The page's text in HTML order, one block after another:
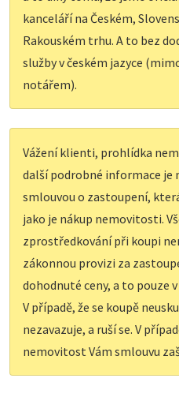
kanceláří na Českém,
Rakouském trhu. A to bez
služby v českém jazyce
notářem).
Vážení klienti, prohlídka
další podrobné informace je
smlouvou o zastoupení,
jako je nákup nemovitosti.
zprostředkování při koupi
zákonnou provizi za
dohodnuté ceny, a to pouze
V případě, že se koupě
nezavazuje, a ruší se. V
nemovitost Vám smlouvu